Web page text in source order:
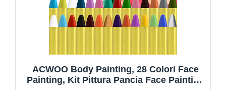
ACWOO Body Painting, 28 Colori Face
Painting, Kit Pittura Pancia Face Painting